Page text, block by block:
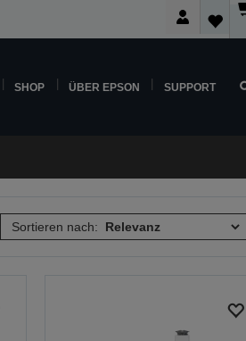
SHOP ÜBER EPSON SUPPORT
Sortieren nach: